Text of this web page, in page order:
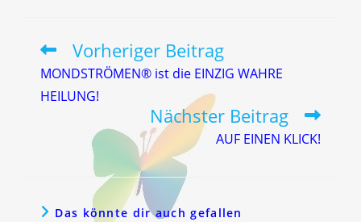
Weitere
ansehen
Vorheriger Beitrag
MONDSTRÖMEN® ist die EINZIG WAHRE
HEILUNG!
Nächster Beitrag
AUF EINEN KLICK!
Das könnte dir auch gefallen